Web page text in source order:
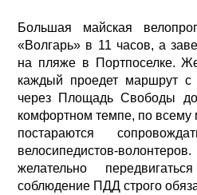
Большая майская
«Волгарь» в 11 часов, а
на пляже в Портпоселке.
каждый проедет маршрут с
через Площадь Свободы
комфортном темпе, по всему
постараются
велосипедистов-
желательно
соблюдение ПДД строго